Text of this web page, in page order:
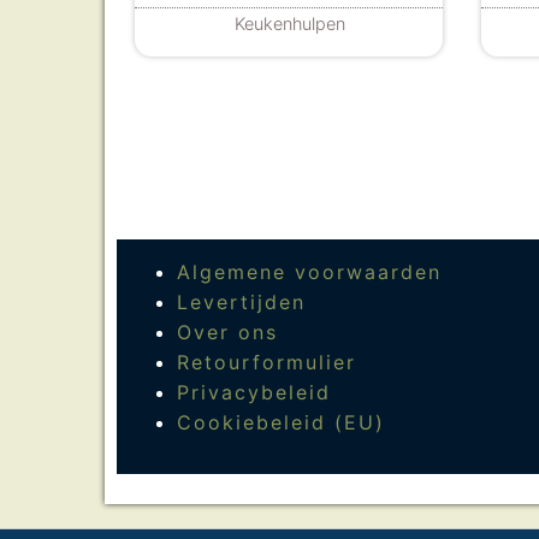
Keukenhulpen
Algemene voorwaarden
Levertijden
Over ons
Retourformulier
Privacybeleid
Cookiebeleid (EU)